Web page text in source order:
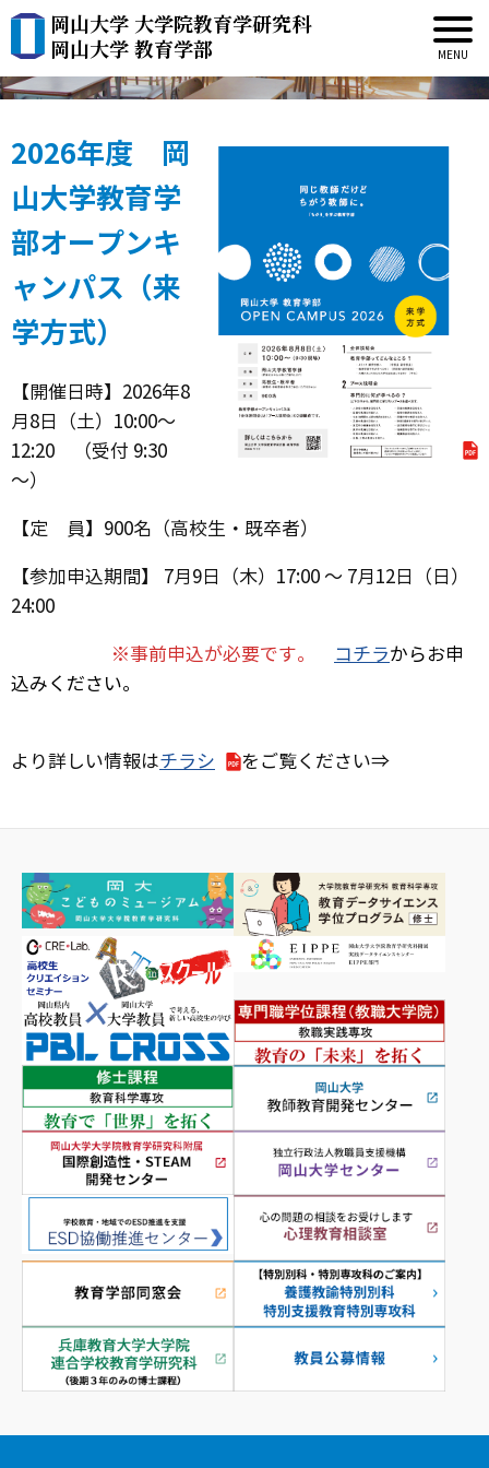
岡山大学 大学院教育学研究科
岡山大学 教育学部
オープンキャンパス2026
2026年度 岡
山大学教育学
部オープンキ
ャンパス（来
学方式）
【開催日時】2026年8
月8日（土）10:00～
12:20 （受付 9:30
～）
【定 員】900名（高校生・既卒者）
【参加申込期間】 7月9日（木）17:00 ～ 7月12日（日）
24:00
※事前申込が必要です。 コチラからお申
込みください。
より詳しい情報はチラシ をご覧ください⇒